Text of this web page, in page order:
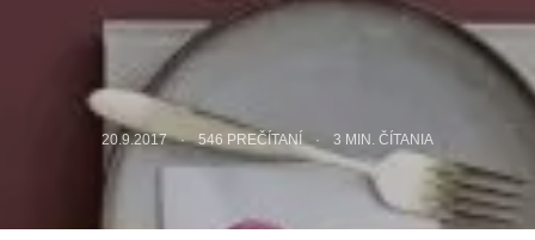
20.9.2017 546 PREČÍTANÍ 3 MIN. ČÍTANIA